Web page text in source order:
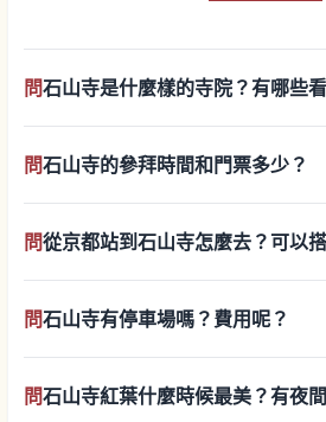
問石山寺是什麼樣的寺院？有哪些
問石山寺的參拜時間和門票多少？
問從京都站到石山寺怎麼去？可以
問石山寺有停車場嗎？費用呢？
問石山寺紅葉什麼時候最美？有夜